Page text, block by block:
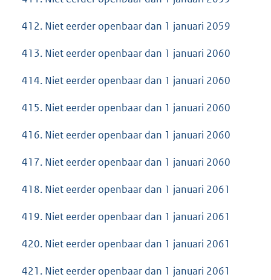
412. Niet eerder openbaar dan 1 januari 2059
413. Niet eerder openbaar dan 1 januari 2060
414. Niet eerder openbaar dan 1 januari 2060
415. Niet eerder openbaar dan 1 januari 2060
416. Niet eerder openbaar dan 1 januari 2060
417. Niet eerder openbaar dan 1 januari 2060
418. Niet eerder openbaar dan 1 januari 2061
419. Niet eerder openbaar dan 1 januari 2061
420. Niet eerder openbaar dan 1 januari 2061
421. Niet eerder openbaar dan 1 januari 2061